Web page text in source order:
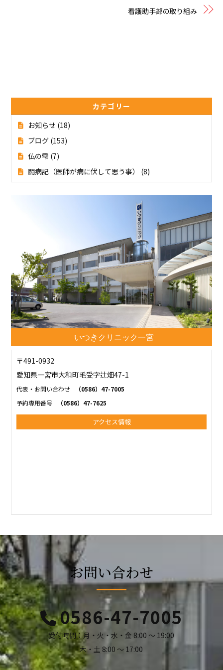
看護助手部の取り組み
カテゴリー
お知らせ (18)
ブログ (153)
仏の雫 (7)
闘病記（医師が病に伏して思う事）
(8)
いつきクリニック一宮
〒491-0932
愛知県一宮市大和町毛受字辻畑47-1
代表・お問い合わせ
（0586）47-7005
予約専用番号
（0586）47-7625
アクセス情報
お問い合わせ
0586-47-7005
受付時間：月・火・水・金 8:00 ～ 19:00
木・土 8:00 ～ 17:00